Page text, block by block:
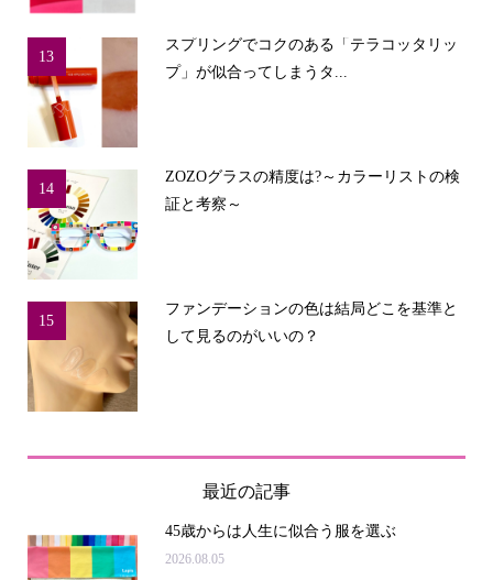
13
スプリングでコクのある「テラコッタリッ
プ」が似合ってしまうタ...
14
ZOZOグラスの精度は?～カラーリストの検
証と考察～
15
ファンデーションの色は結局どこを基準と
して見るのがいいの？
最近の記事
45歳からは人生に似合う服を選ぶ
2026.08.05